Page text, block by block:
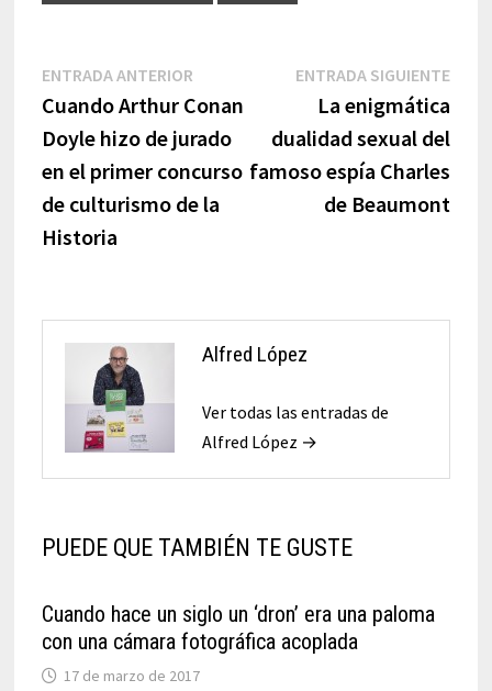
Navegación
de
entradas
ENTRADA ANTERIOREntrada
anterior:
Cuando Arthur Conan
Doyle hizo de jurado
en el primer concurso
de culturismo de la
Historia
ENTRADA SIGUIENTE
La enigmática
dualidad sexual del
famoso espía Charles
de Beaumont
Alfred López
Ver todas las entradas de
Alfred López →
PUEDE QUE TAMBIÉN TE GUSTE
Cuando hace un siglo un ‘dron’ era una paloma
con una cámara fotográfica acoplada
17 de marzo de 2017